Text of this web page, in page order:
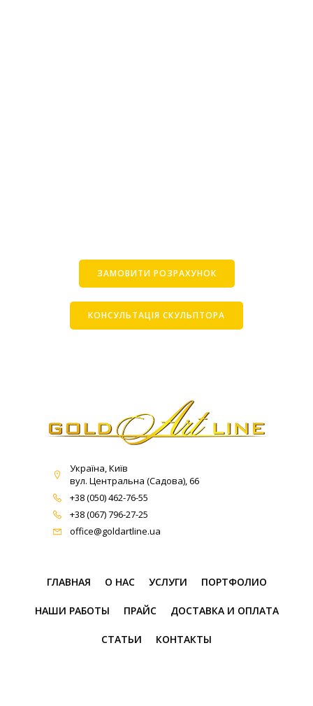
ЗАМОВИТИ РОЗРАХУНОК
КОНСУЛЬТАЦІЯ СКУЛЬПТОРА
Україна, Київ
вул. Центральна (Садова), 66
+38 (050) 462-76-55
+38 (067) 796-27-25
office@goldartline.ua
ГЛАВНАЯ О НАС УСЛУГИ ПОРТФОЛИО
НАШИ РАБОТЫ ПРАЙС ДОСТАВКА И ОПЛАТА
СТАТЬИ КОНТАКТЫ